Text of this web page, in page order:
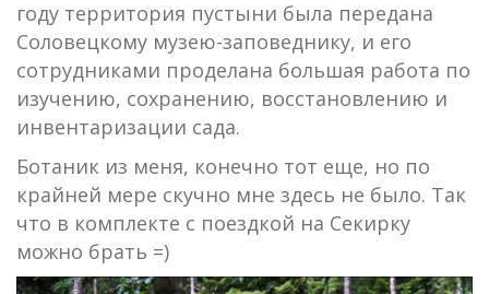
году территория пустыни была передана
Соловецкому музею-заповеднику, и его
сотрудниками проделана большая работа по
изучению, сохранению, восстановлению и
инвентаризации сада.
Ботаник из меня, конечно тот еще, но по
крайней мере скучно мне здесь не было. Так
что в комплекте с поездкой на Секирку
можно брать =)